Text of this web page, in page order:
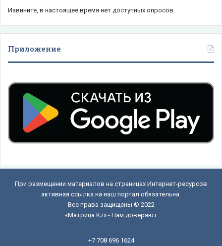
Извините, в настоящее время нет доступных опросов.
Приложение
При размещении материалов на страницах Интернет-ресурсов
активная ссылка на наш портал обязательна.
Все права защищены © 2022
«Матрица.Kz» - Нам доверяют
+7 708 696 1624